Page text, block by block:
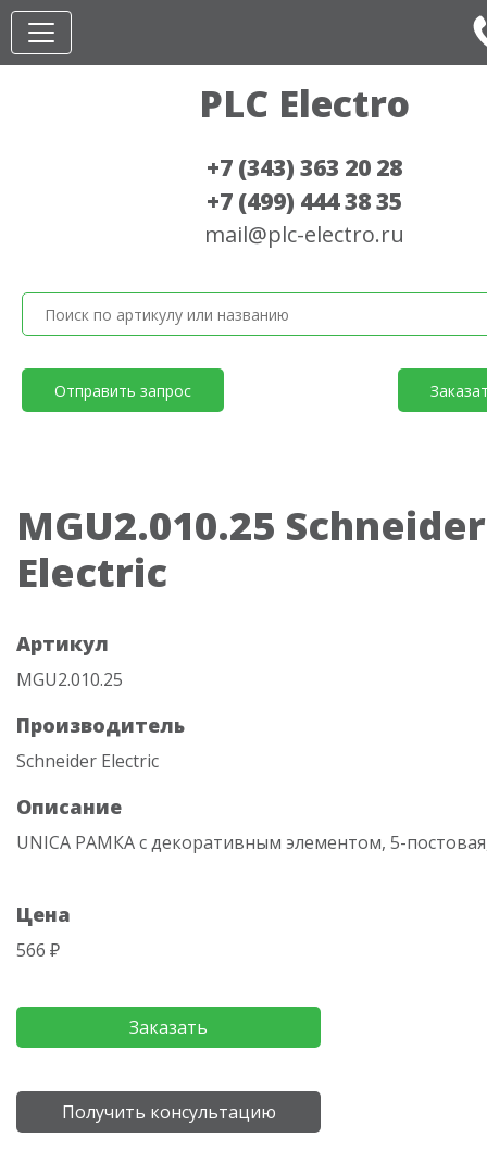
PLC Electro
+7 (343) 363 20 28
+7 (499) 444 38 35
mail@plc-electro.ru
Отправить запрос
MGU2.010.25 Schneider
Electric
Артикул
MGU2.010.25
Производитель
Schneider Electric
Описание
UNICA РАМКА с декоративным элементом, 5-
Цена
566 ₽
Заказать
Получить консультацию